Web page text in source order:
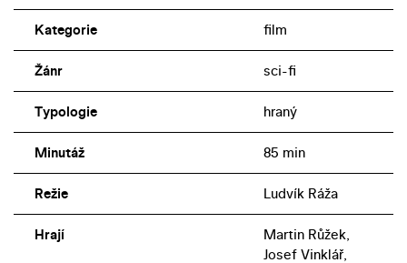
Kategorie film
Žánr sci-fi
Typologie hraný
Minutáž 85 min
Režie Ludvík Ráža
Hrají
Martin Růžek,
Josef Vinklář,